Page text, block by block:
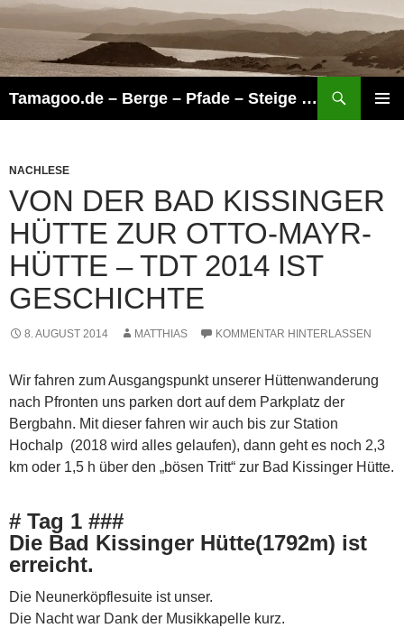
Zum
Inhalt
springen
Tamagoo.de – Berge – Pfade – Steige – Touren
NACHLESE
VON DER BAD KISSINGER
HÜTTE ZUR OTTO-MAYR-
HÜTTE – TDT 2014 IST
GESCHICHTE
8. AUGUST 2014 MATTHIAS KOMMENTAR HINTERLASSEN
Wir fahren zum Ausgangspunkt unserer Hüttenwanderung
nach Pfronten uns parken dort auf dem Parkplatz der
Bergbahn. Mit dieser fahren wir auch bis zur Station
Hochalp (2018 wird alles gelaufen), dann geht es noch 2,3
km oder 1,5 h über den „bösen Tritt“ zur Bad Kissinger Hütte.
# Tag 1 ###
Die Bad Kissinger Hütte(1792m) ist
erreicht.
Die Neunerköpflesuite ist unser.
Die Nacht war Dank der Musikkapelle kurz.